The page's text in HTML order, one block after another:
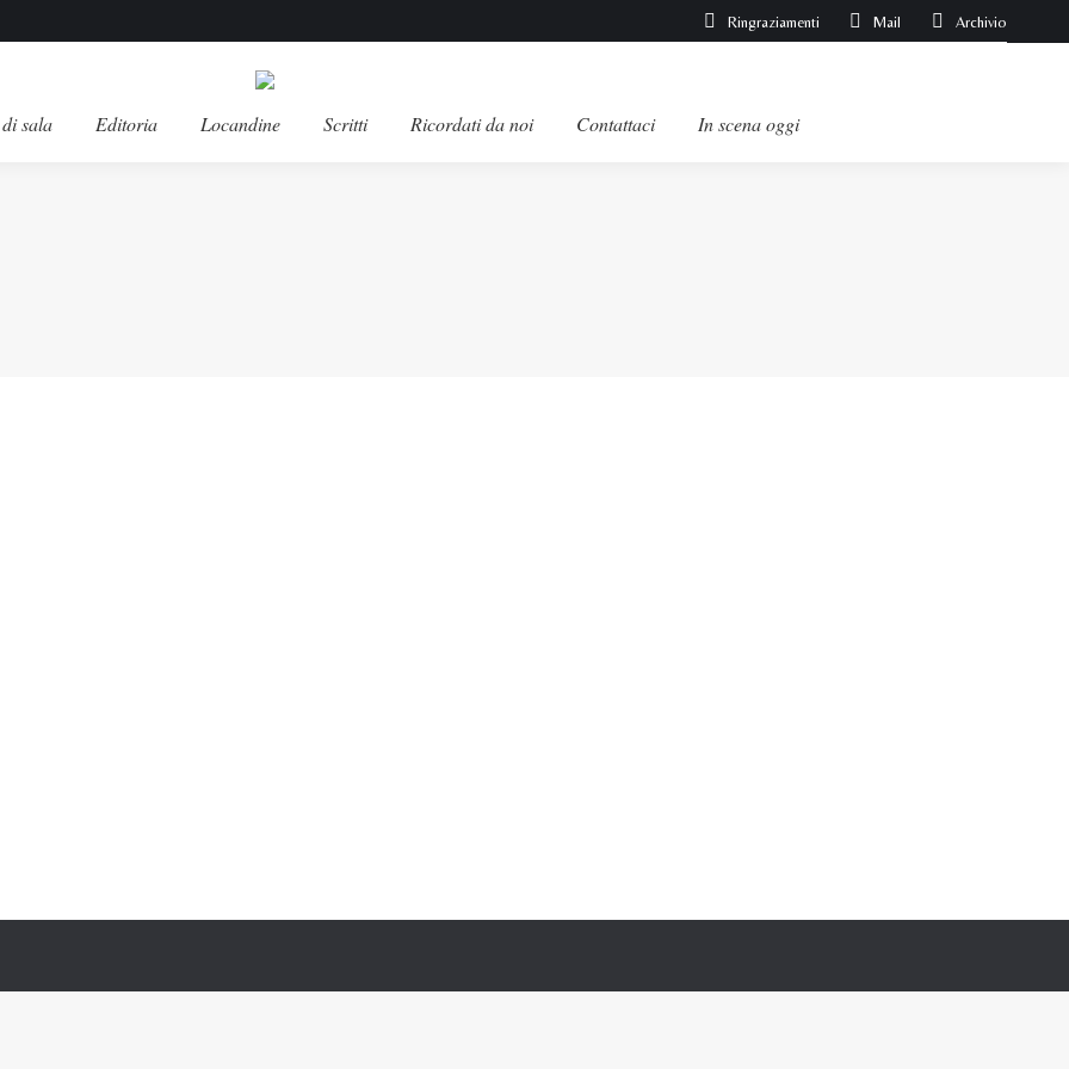
Ringraziamenti Mail Archivio
sala Editoria Locandine Scritti Ricordati da noi Contattaci In scena oggi